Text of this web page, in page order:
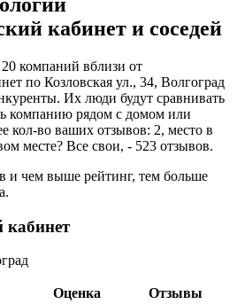
кабинет и соседей
компаний вблизи от
по Козловская ул., 34, Волгоград
Их люди будут сравнивать
компанию рядом с домом или
кол-во ваших отзывов: 2, место в
месте? Все свои, - 523 отзывов.
и чем выше рейтинг, тем больше
кабинет
Оценка
Отзывы